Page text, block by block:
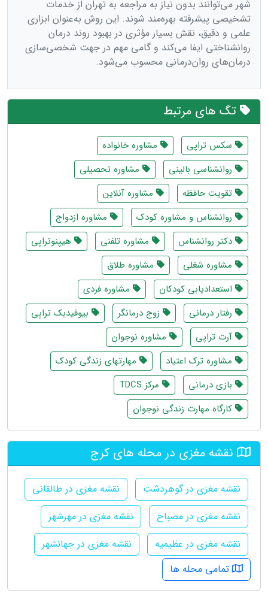
شهر می‌توانند بدون نیاز به مراجعه به تهران از خدمات
تشخیصی پیشرفته بهره‌مند شوند. این روش به‌عنوان ابزاری
علمی و دقیق، نقش بسیار مؤثری در بهبود روند درمان
روانشناختی ایفا می‌کند و گامی مهم در جهت شخصی‌سازی
درمان‌های روان‌درمانی محسوب می‌شود.
تگ های مرتبط
سکس تراپی
مشاوره خانواده
روانشناسی بالینی
مشاوره تحصیلی
تقویت حافظه
مشاوره آنلاین
روانشناس و مشاوره كودك
مشاوره ازدواج
دکتر روانشناس
مشاوره تلفنی
هیپنوتراپی
مشاوره شغلی
مشاوره طلاق
استعدادیابی کودکان
مشاوره فردی
رفتار درمانی
زوج درمانگر
بیوفیدبک تراپی
آرت تراپی
مشاوره نوجوان
مشاوره ترک اعتیاد
مهارتهای زندگی کودک
بازی درمانی
مرکز TDCS
کارگاه مهارت زندگی نوجوان
نقشه مغزی در محله های کرج
نقشه مغزی در گوهردشت
نقشه مغزی در طالقانی
نقشه مغزی در مصباح
نقشه مغزی در مهرشهر
نقشه مغزی در عظیمیه
نقشه مغزی در جهانشهر
تمامی محله ها